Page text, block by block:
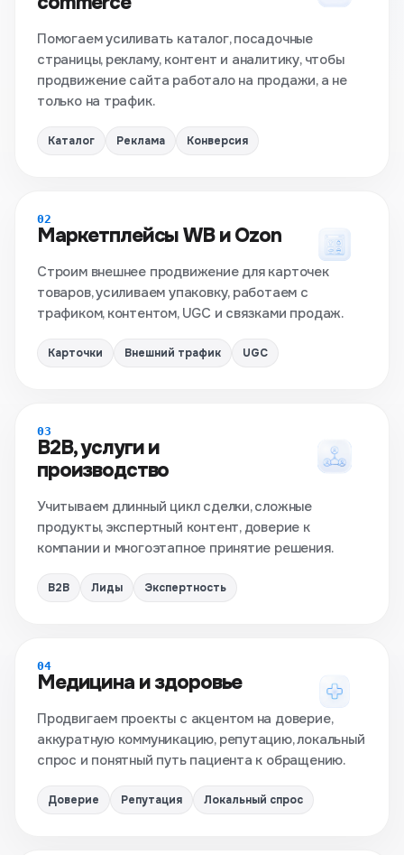
Помогаем усиливать каталог, посадочные
страницы, рекламу, контент и аналитику, чтобы
продвижение сайта работало на продажи, а не
только на трафик.
Каталог Реклама Конверсия
02
Маркетплейсы WB и Ozon
Строим внешнее продвижение для карточек
товаров, усиливаем упаковку, работаем с
трафиком, контентом, UGC и связками продаж.
Карточки Внешний трафик UGC
03
B2B, услуги и
производство
Учитываем длинный цикл сделки, сложные
продукты, экспертный контент, доверие к
компании и многоэтапное принятие решения.
B2B Лиды Экспертность
04
Медицина и здоровье
Продвигаем проекты с акцентом на доверие,
аккуратную коммуникацию, репутацию, локальный
спрос и понятный путь пациента к обращению.
Доверие Репутация Локальный спрос